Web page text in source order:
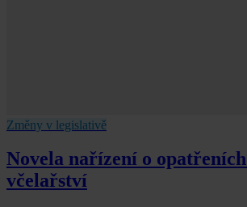
Změny v legislativě
Novela nařízení o
včelařství